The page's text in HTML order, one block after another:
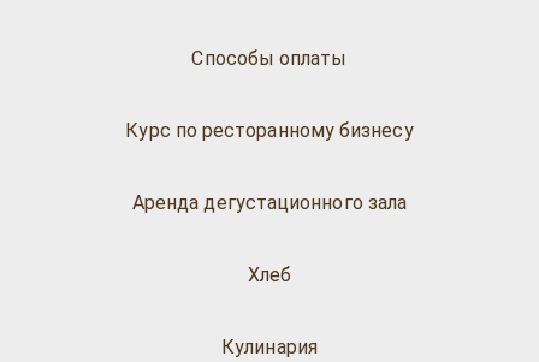
Способы оплаты
Курс по ресторанному бизнесу
Аренда дегустационного зала
Хлеб
Кулинария